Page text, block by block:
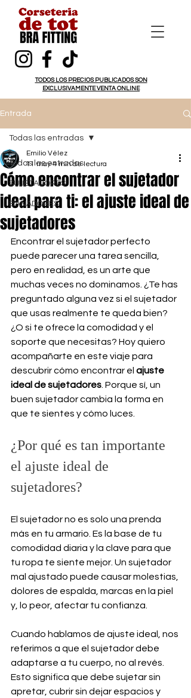
TODOS LOS PRECIOS PUBLICADOS SON
EXCLUSIVAMENTE VENTA ONLINE
Entrada
Todas las entradas
SUJETADORES
BAÑADORES
Todas las entradas
Cómo encontrar el sujetador
ideal para ti: el ajuste ideal de
sujetadores
Emilio Vélez
11 may 4 min de lectura
Encontrar el sujetador perfecto
puede parecer una tarea sencilla,
pero en realidad, es un arte que
muchas veces no dominamos. ¿Te has
preguntado alguna vez si el sujetador
que usas realmente te queda bien?
¿O si te ofrece la comodidad y el
soporte que necesitas? Hoy quiero
acompañarte en este viaje para
descubrir cómo encontrar el ajuste
ideal de sujetadores . Porque sí, un
buen sujetador cambia la forma en
que te sientes y cómo luces.
¿Por qué es tan importante
el ajuste ideal de
sujetadores?
El sujetador no es solo una prenda
más en tu armario. Es la base de tu
comodidad diaria y la clave para que
tu ropa te siente mejor. Un sujetador
mal ajustado puede causar molestias,
dolores de espalda, marcas en la piel
y, lo peor, afectar tu confianza.
Cuando hablamos de ajuste ideal, nos
referimos a que el sujetador debe
adaptarse a tu cuerpo, no al revés.
Esto significa que debe sujetar sin
apretar, cubrir sin dejar espacios y